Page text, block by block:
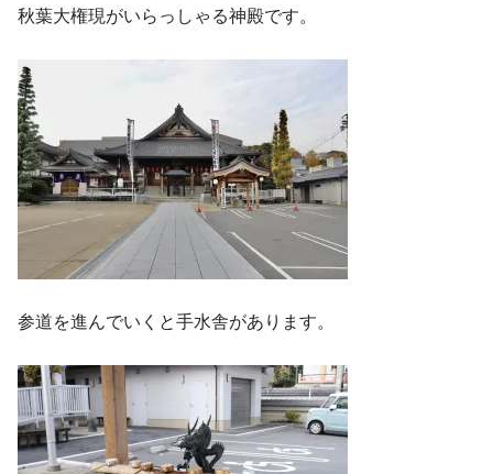
秋葉大権現がいらっしゃる神殿です。
参道を進んでいくと手水舎があります。